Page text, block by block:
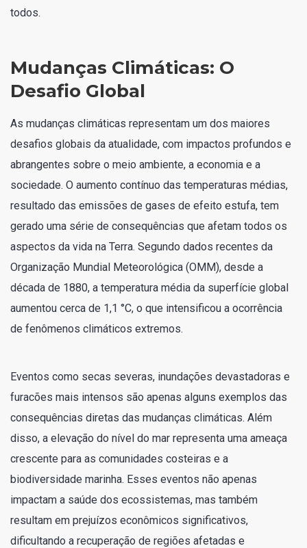
todos.
Mudanças Climáticas: O
Desafio Global
As mudanças climáticas representam um dos maiores
desafios globais da atualidade, com impactos profundos e
abrangentes sobre o meio ambiente, a economia e a
sociedade. O aumento contínuo das temperaturas médias,
resultado das emissões de gases de efeito estufa, tem
gerado uma série de consequências que afetam todos os
aspectos da vida na Terra. Segundo dados recentes da
Organização Mundial Meteorológica (OMM), desde a
década de 1880, a temperatura média da superfície global
aumentou cerca de 1,1 °C, o que intensificou a ocorrência
de fenômenos climáticos extremos.
Eventos como secas severas, inundações devastadoras e
furacões mais intensos são apenas alguns exemplos das
consequências diretas das mudanças climáticas. Além
disso, a elevação do nível do mar representa uma ameaça
crescente para as comunidades costeiras e a
biodiversidade marinha. Esses eventos não apenas
impactam a saúde dos ecossistemas, mas também
resultam em prejuízos econômicos significativos,
dificultando a recuperação de regiões afetadas e